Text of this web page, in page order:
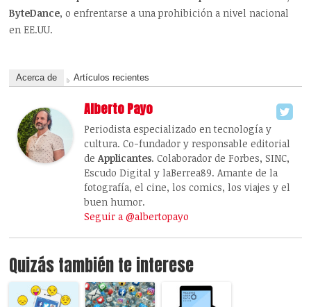
ByteDance, o enfrentarse a una prohibición a nivel nacional
en EE.UU.
Acerca de Artículos recientes
Alberto Payo
Periodista especializado en tecnología y
cultura. Co-fundador y responsable editorial
deApplicantes. Colaborador de Forbes, SINC,
Escudo Digital y laBerrea89. Amante de la
fotografía, el cine, los comics, los viajes y el
buen humor.
Seguir a @albertopayo
Quizás también te interese